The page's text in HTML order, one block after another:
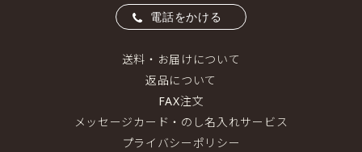
電話をかける
送料・お届けについて
返品について
FAX注文
メッセージカード・のし名入れサービス
プライバシーポリシー